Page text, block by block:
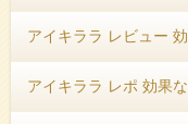
アイキララ レビュー
アイキララ レポ 効果